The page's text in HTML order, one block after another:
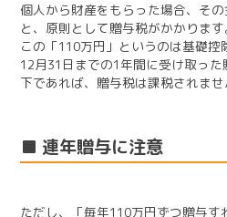
個人から財産をもらった場合、そ
と、原則として贈与税がかかります
この「110万円」というのは基礎控
12月31日までの1年間に受け取っ
下であれば、贈与税は課税されませ
■ 連年贈与に注意
ただし、「毎年110万円ずつ贈与す